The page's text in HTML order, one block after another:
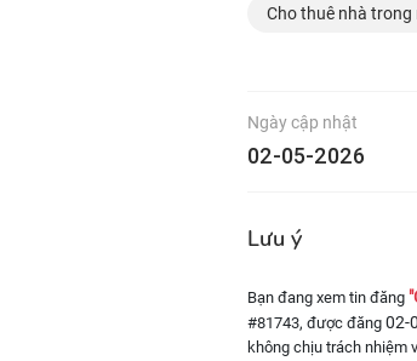
Cho thuê nhà trong
Ngày cập nhật
02-05-2026
Lưu ý
Bạn đang xem tin đăng
#81743, được đăng 02-
không chịu trách nhiệm